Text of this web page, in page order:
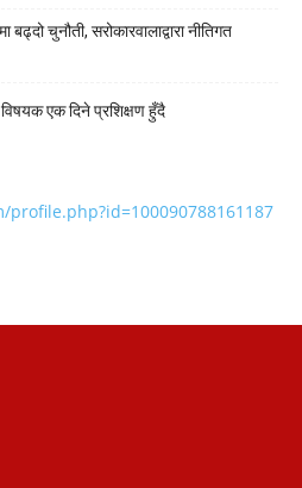
चुनौती, सरोकारवालाद्वारा नीतिगत
एक दिने प्रशिक्षण हुँदै